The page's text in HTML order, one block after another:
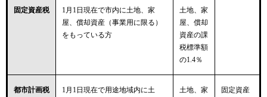
固定資産税
1月1日現在で市内に土地、家
屋、償却資産（事業用に限る）
をもっている方
土地、家
屋、償却
資産の課
税標準額
の1.4％
都市計画税
1月1日現在で用途地域内に土
土地、家
固定資産